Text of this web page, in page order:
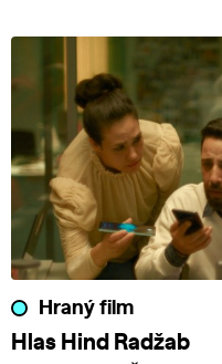
Hraný film
Hlas Hind Radžab